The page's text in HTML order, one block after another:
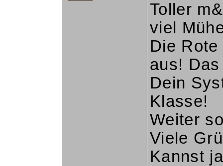
Toller
viel
Die
aus!
Dein
Klasse!
Weiter
Viele
Kannst